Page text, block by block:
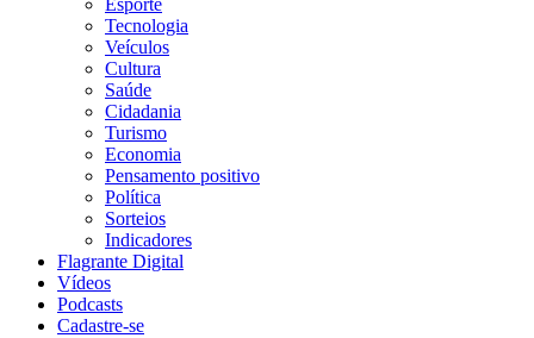
Esporte
Tecnologia
Veículos
Cultura
Saúde
Cidadania
Turismo
Economia
Pensamento positivo
Política
Sorteios
Indicadores
Flagrante Digital
Vídeos
Podcasts
Cadastre-se